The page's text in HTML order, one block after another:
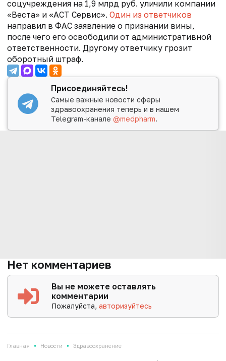
соцучреждения на 1,9 млрд руб. уличили компании
«Веста» и «АСТ Сервис». Один из ответчиков
направил в ФАС заявление о признании вины,
после чего его освободили от административной
ответственности. Другому ответчику грозит
оборотный штраф.
Присоединяйтесь!
Самые важные новости сферы
здравоохранения теперь и в нашем
Telegram-канале@medpharm.
Нет комментариев
Вы не можете оставлять
комментарии
Пожалуйста,авторизуйтесь
Главная • Новости • Здравоохранение